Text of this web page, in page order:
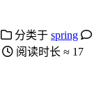
分类于 spring
阅读时长 ≈ 17